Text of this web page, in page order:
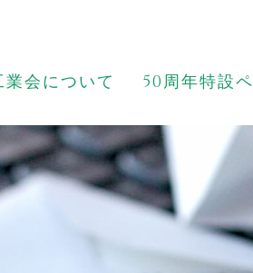
会について 50周年特設